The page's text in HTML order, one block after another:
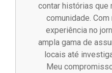
contar histórias que
comunidade.
experiência no
ampla gama de
locais até
Meu